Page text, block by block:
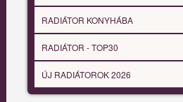
RADIÁTOR KONYHÁBA
RADIÁTOR - TOP30
ÚJ RADIÁTOROK 2026